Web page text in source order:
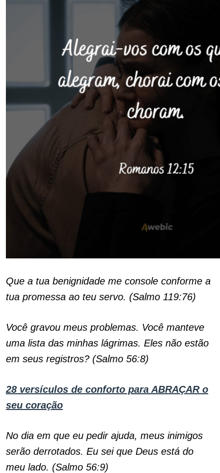
Que a tua benignidade me console conforme a
tua promessa ao teu servo. (Salmo 119:76)
Você gravou meus problemas. Você manteve
uma lista das minhas lágrimas. Eles não estão
em seus registros? (Salmo 56:8)
28 versículos de conforto para ABRAÇAR o
seu coração
No dia em que eu pedir ajuda, meus inimigos
serão derrotados. Eu sei que Deus está do
meu lado. (Salmo 56:9)